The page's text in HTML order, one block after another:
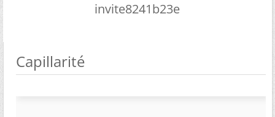
invite8241b23e
Capillarité